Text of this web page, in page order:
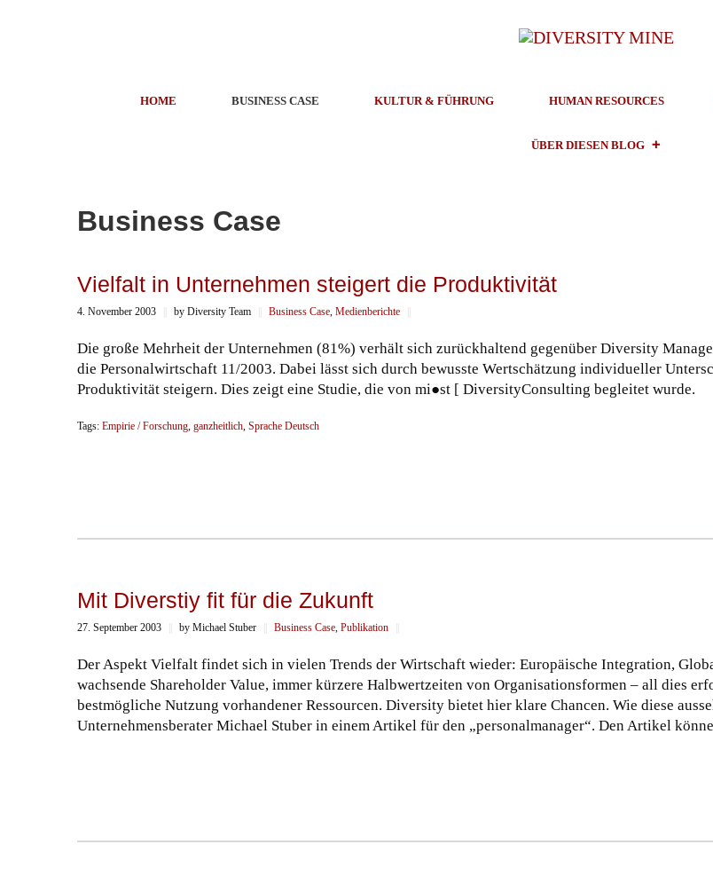
HOME BUSINESS CASE KULTUR & FÜHRUNG HUMAN RESOURCES
ÜBER DIESEN BLOG
Business Case
Vielfalt in Unternehmen steigert die Produktivität
4. November 2003 by Diversity Team Business Case, Medienberichte
Die große Mehrheit der Unternehmen (81%) verhält sich zurückhaltend gegenüber Diversity
die Personalwirtschaft 11/2003. Dabei lässt sich durch bewusste Wertschätzung individueller
Produktivität steigern. Dies zeigt eine Studie, die von mi●st [ DiversityConsulting begleitet wurde.
Tags: Empirie / Forschung, ganzheitlich, Sprache Deutsch
Mit Diverstiy fit für die Zukunft
27. September 2003 by Michael Stuber Business Case, Publikation
Der Aspekt Vielfalt findet sich in vielen Trends der Wirtschaft wieder: Europäische Integration,
wachsende Shareholder Value, immer kürzere Halbwertzeiten von Organisationsformen – all dies
bestmögliche Nutzung vorhandener Ressourcen. Diversity bietet hier klare Chancen. Wie diese
Unternehmensberater Michael Stuber in einem Artikel für den „personalmanager“. Den Artikel